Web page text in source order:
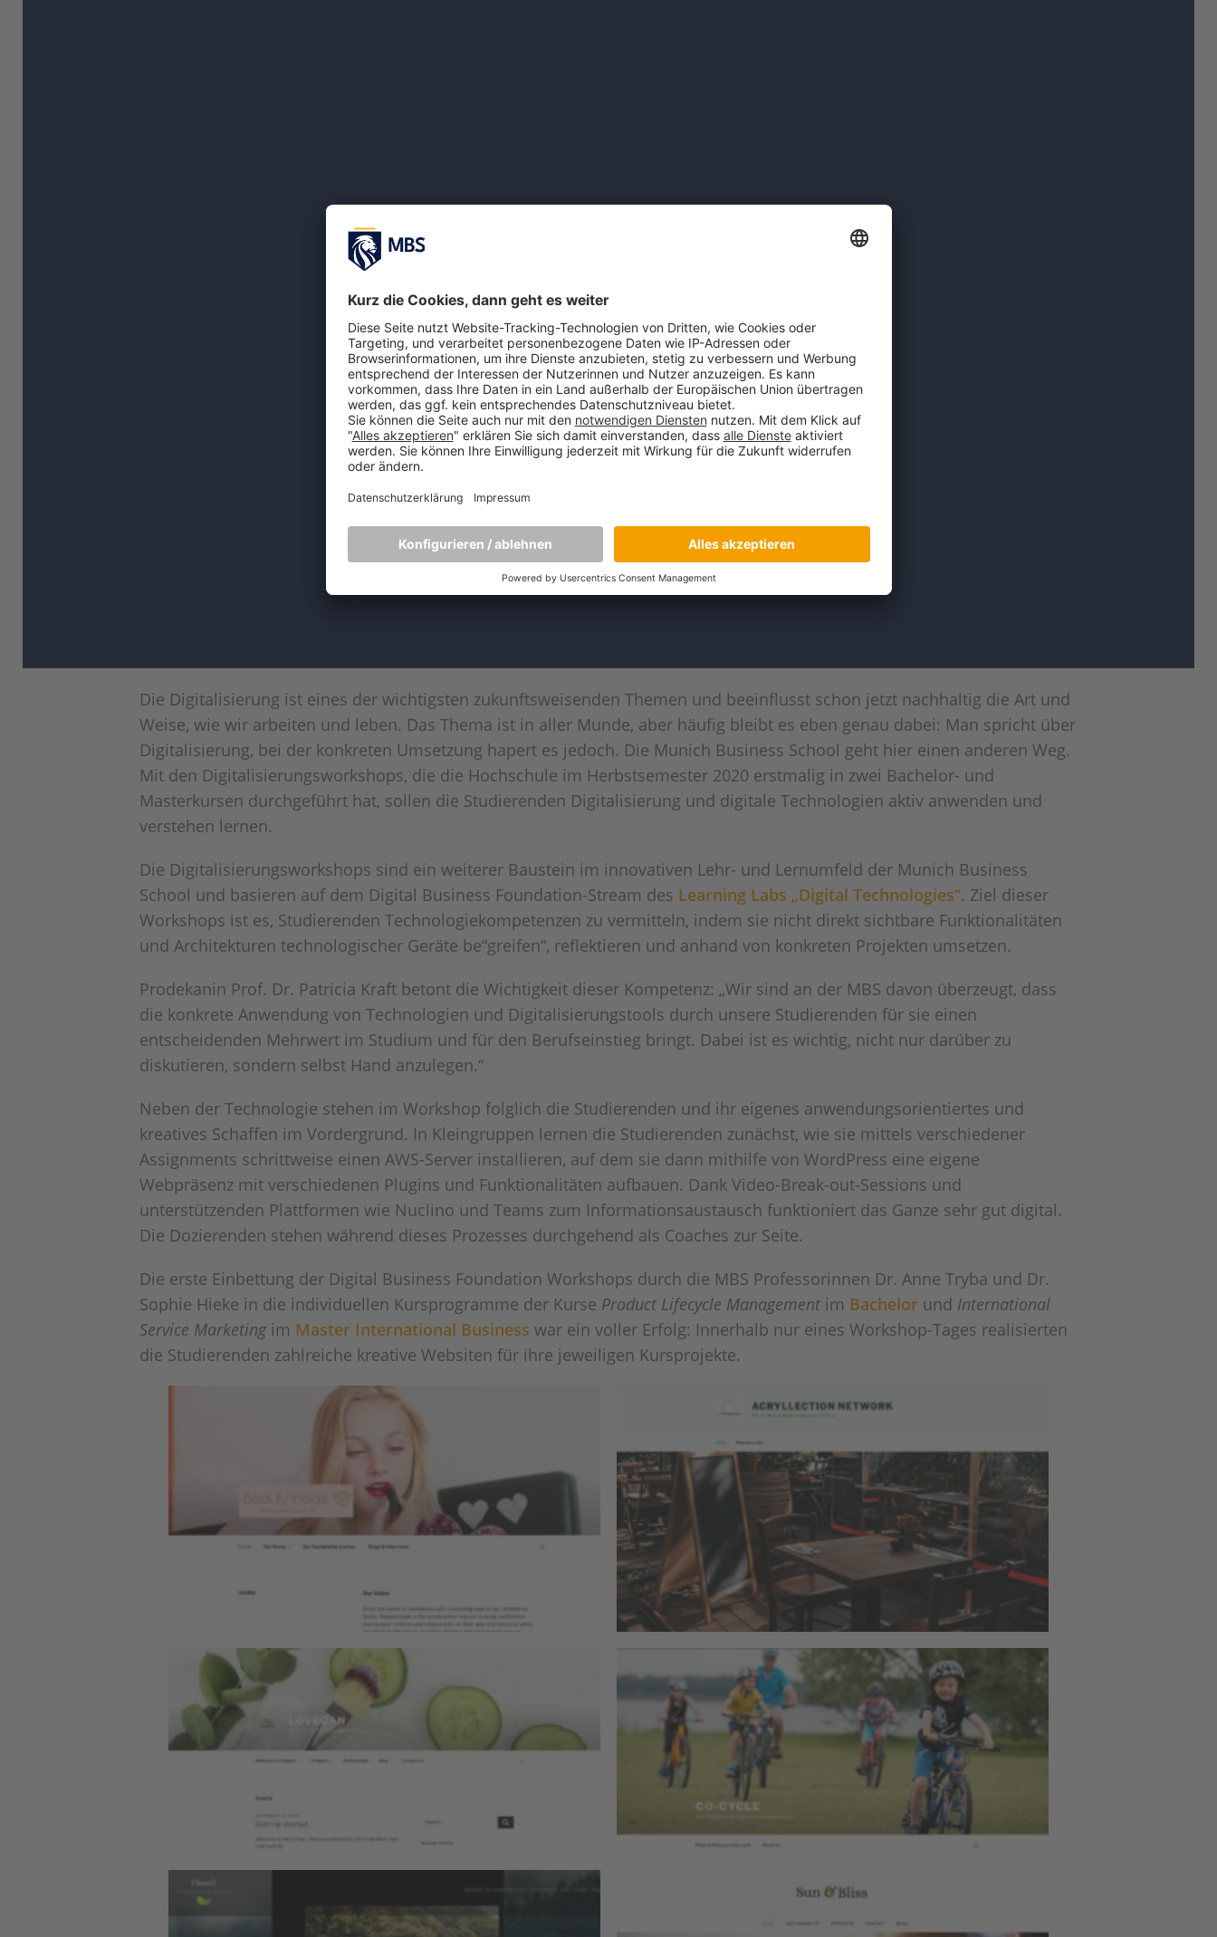
Die Digitalisierung ist eines der wichtigsten zukunftsweisenden Themen und beeinflusst schon jetzt nachhaltig die Art und
Weise, wie wir arbeiten und leben. Das Thema ist in aller Munde, aber häufig bleibt es eben genau dabei: Man spricht über
Digitalisierung, bei der konkreten Umsetzung hapert es jedoch. Die Munich Business School geht hier einen anderen Weg.
Mit den Digitalisierungsworkshops, die die Hochschule im Herbstsemester 2020 erstmalig in zwei Bachelor- und
Masterkursen durchgeführt hat, sollen die Studierenden Digitalisierung und digitale Technologien aktiv anwenden und
verstehen lernen.
Die Digitalisierungsworkshops sind ein weiterer Baustein im innovativen Lehr- und Lernumfeld der Munich Business
School und basieren auf dem Digital Business Foundation-Stream des Learning Labs „Digital Technologies“. Ziel dieser
Workshops ist es, Studierenden Technologiekompetenzen zu vermitteln, indem sie nicht direkt sichtbare Funktionalitäten
und Architekturen technologischer Geräte be“greifen“, reflektieren und anhand von konkreten Projekten umsetzen.
Prodekanin Prof. Dr. Patricia Kraft betont die Wichtigkeit dieser Kompetenz: „Wir sind an der MBS davon überzeugt, dass
die konkrete Anwendung von Technologien und Digitalisierungstools durch unsere Studierenden für sie einen
entscheidenden Mehrwert im Studium und für den Berufseinstieg bringt. Dabei ist es wichtig, nicht nur darüber zu
diskutieren, sondern selbst Hand anzulegen.“
Neben der Technologie stehen im Workshop folglich die Studierenden und ihr eigenes anwendungsorientiertes und
kreatives Schaffen im Vordergrund. In Kleingruppen lernen die Studierenden zunächst, wie sie mittels verschiedener
Assignments schrittweise einen AWS-Server installieren, auf dem sie dann mithilfe von WordPress eine eigene
Webpräsenz mit verschiedenen Plugins und Funktionalitäten aufbauen. Dank Video-Break-out-Sessions und
unterstützenden Plattformen wie Nuclino und Teams zum Informationsaustausch funktioniert das Ganze sehr gut digital.
Die Dozierenden stehen während dieses Prozesses durchgehend als Coaches zur Seite.
Die erste Einbettung der Digital Business Foundation Workshops durch die MBS Professorinnen Dr. Anne Tryba und Dr.
Sophie Hieke in die individuellen Kursprogramme der Kurse Product Lifecycle Management im Bachelor und International
Service Marketing im Master International Businesswar ein voller Erfolg: Innerhalb nur eines Workshop-Tages realisierten
die Studierenden zahlreiche kreative Websiten für ihre jeweiligen Kursprojekte.